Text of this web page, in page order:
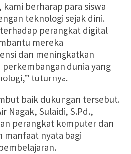
berharap para siswa
teknologi sejak dini.
perangkat digital
mereka
dan meningkatkan
perkembangan dunia yang
tuturnya.
baik dukungan tersebut.
Nagak, Sulaidi, S.Pd.,
perangkat komputer dan
manfaat nyata bagi